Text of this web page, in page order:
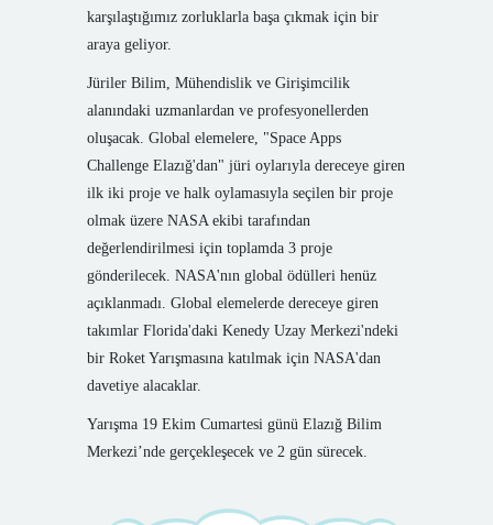
karşılaştığımız zorluklarla başa çıkmak için bir
araya geliyor.
Jüriler Bilim, Mühendislik ve Girişimcilik
alanındaki uzmanlardan ve profesyonellerden
oluşacak. Global elemelere, "Space Apps
Challenge Elazığ'dan" jüri oylarıyla dereceye giren
ilk iki proje ve halk oylamasıyla seçilen bir proje
olmak üzere NASA ekibi tarafından
değerlendirilmesi için toplamda 3 proje
gönderilecek. NASA'nın global ödülleri henüz
açıklanmadı. Global elemelerde dereceye giren
takımlar Florida'daki Kenedy Uzay Merkezi'ndeki
bir Roket Yarışmasına katılmak için NASA'dan
davetiye alacaklar.
Yarışma 19 Ekim Cumartesi günü Elazığ Bilim
Merkezi’nde gerçekleşecek ve 2 gün sürecek.